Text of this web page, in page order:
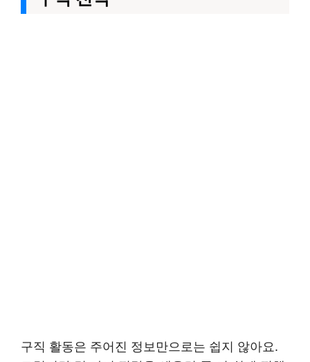
구직 활동은 주어진 정보만으로는 쉽지 않아요.